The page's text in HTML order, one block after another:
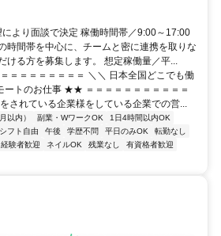
より面談で決定 稼働時間帯／9:00～17:00
時間帯を中心に、チームと密に連携を取りな
ける方を募集します。 想定稼働量／平...
＝＝＝＝＝＝＝＝ ＼＼ 日本全国どこでも働
トのお仕事 ★★ ＝＝＝＝＝＝＝＝＝＝＝
されている企業様をしている企業での営...
以内） 副業・WワークOK
1日4時間以内OK
シフト自由 午後 学歴不問 平日のみOK
転勤なし
経験者歓迎 ネイルOK 残業なし
有資格者歓迎